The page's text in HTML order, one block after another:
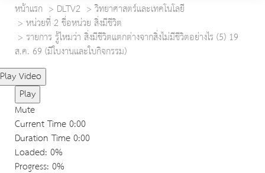
หน้าแรก DLTV2
วิทยาศาสตร์และเทคโนโลยี
หน่วยที่ 2 ชื่อหน่วย สิ่งมีชีวิต
รายการ รู้ไหมว่า สิ่งมีชีวิตแตกต่างจากสิ่งไม่มีชีวิตอย่างไร (5) 19
ส.ค. 69 (มีใบงานและใบกิจกรรม)
Play Video
Play
Mute
Current Time0:00
Duration Time0:00
Loaded: 0%
Progress: 0%